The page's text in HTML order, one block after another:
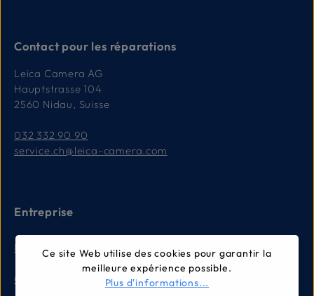
Contact pour les réparations
Leica Camera AG
Hauptstrasse 104
2560 Nidau, Suisse
032 332 90 90
service.ch@leica-camera.com
Entreprise
Mentions légales
Conditions générales
Ce site Web utilise des cookies pour garantir la
meilleure expérience possible.
Plus d'informations...